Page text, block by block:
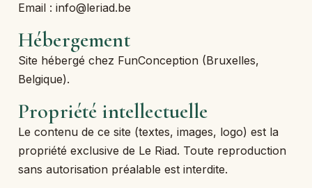
Email : info@leriad.be
Hébergement
Site hébergé chez FunConception (Bruxelles,
Belgique).
Propriété intellectuelle
Le contenu de ce site (textes, images, logo) est la
propriété exclusive de Le Riad. Toute reproduction
sans autorisation préalable est interdite.